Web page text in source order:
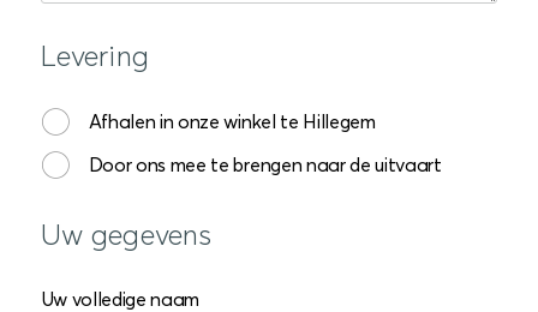
Levering
Afhalen in onze winkel te Hillegem
Door ons mee te brengen naar de uitvaart
Uw gegevens
Uw volledige naam